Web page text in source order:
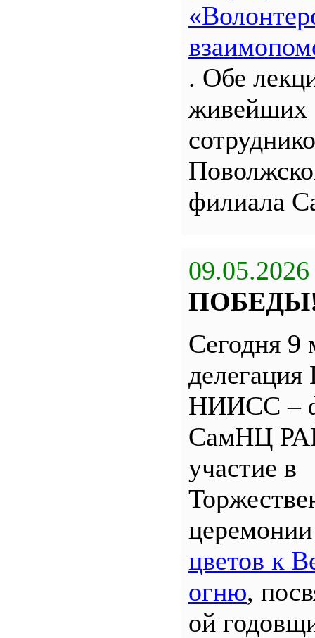
. Обе
живейших
филиала
09.05.2026
Сегодня 9
НИИСС –
СамНЦ
участие в
цветов к
огню,
ой